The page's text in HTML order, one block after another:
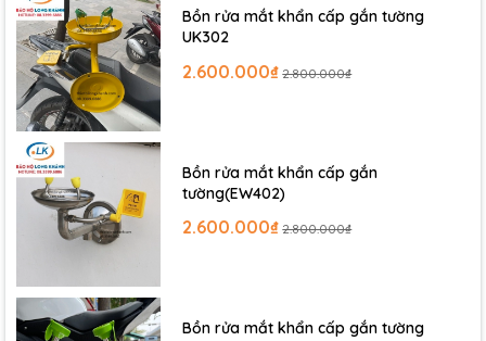
Bồn rửa mắt khẩn cấp gắn tường
UK302
2.600.000₫ 2.800.000₫
Bồn rửa mắt khẩn cấp gắn
tường(EW402)
2.600.000₫ 2.800.000₫
Bồn rửa mắt khẩn cấp gắn tường